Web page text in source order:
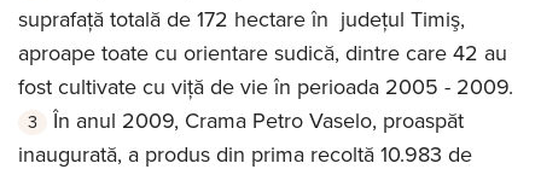
suprafață totală de 172 hectare în judeţul Timiş,
aproape toate cu orientare sudică, dintre care 42 au
fost cultivate cu viță de vie în perioada 2005 - 2009.
În anul 2009, Crama Petro Vaselo, proaspăt
inaugurată, a produs din prima recoltă 10.983 de